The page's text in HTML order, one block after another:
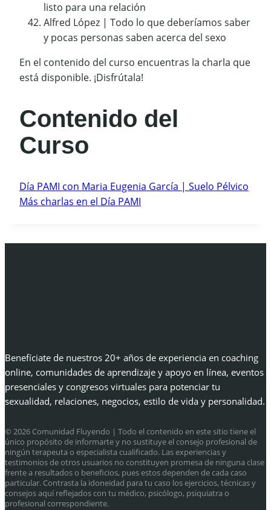
listo para una relación
Alfred López | Todo lo que deberíamos saber
y pocas personas saben acerca del sexo
En el contenido del curso encuentras la charla que
está disponible. ¡Disfrútala!
Contenido del
Curso
Día PAMI con Maria Eugenia García | Suelo Pélvico
Más charlas en el Día PAMI
Benefíciate de nuestros 20+ años de experiencia en coaching
online, comunidades de aprendizaje y apoyo en línea, eventos
presenciales y congresos virtuales para potenciar tu
sexualidad, relaciones, negocios, estilo de vida y personalidad.
© 2026 Comunidad Fluyendo | Todo el contenido en este sitio tiene el
único propósito de informarte y no sustituye el consejo profesional de
ningún terapeuta o especialista cualificado. Las experiencias y
testimonios de otros usuarios no constituyen promesa de ninguna clase
frente a resultados o beneficios, pues estos dependen de cada caso
particular. Contrasta la idoneidad para tu caso los ejercicios, técnicas y
consejos aquí reflejados con tu médico, psicólogo, psiquiatra o
profesional correspondiente.